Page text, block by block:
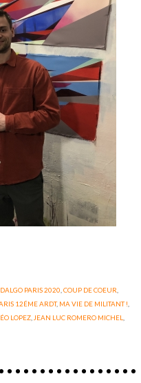
PARIS 2020 COUP DE COEUR
12ÉME ARDT, MA VIE DE MILITANT !
LOPEZ JEAN LUC ROMERO MICHEL